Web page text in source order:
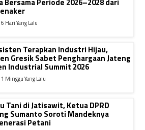
Hari Yang Lalu
Terapkan Industri Hijau,
Gresik Sabet Penghargaan Jateng
Industrial Summit 2026
1 Minggu Yang Lalu
Tani di Jatisawit, Ketua DPRD
Sumanto Soroti Mandeknya
Petani